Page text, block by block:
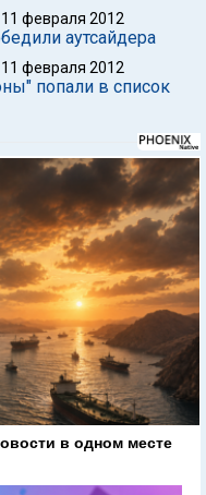
11 февраля 2012
аутсайдера
11 февраля 2012
попали в список
в одном месте